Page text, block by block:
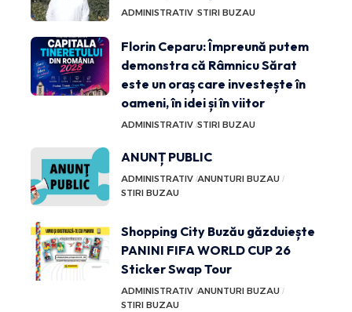
ADMINISTRATIV STIRI BUZAU
Florin Ceparu: Împreună putem
demonstra că Râmnicu Sărat
este un oraș care investește în
oameni, în idei și în viitor
ADMINISTRATIV STIRI BUZAU
ANUNȚ PUBLIC
ADMINISTRATIV ANUNTURI BUZAU
STIRI BUZAU
Shopping City Buzău găzduiește
PANINI FIFA WORLD CUP 26
Sticker Swap Tour
ADMINISTRATIV ANUNTURI BUZAU
STIRI BUZAU